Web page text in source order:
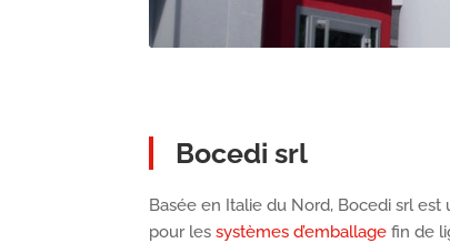
Bocedi srl
Basée en Italie du Nord, Bocedi srl est
pour lessystèmes d’emballage fin de